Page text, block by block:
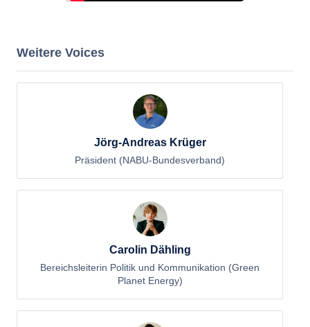
Weitere Voices
Jörg-Andreas Krüger
Präsident (NABU-Bundesverband)
Carolin Dähling
Bereichsleiterin Politik und Kommunikation (Green
Planet Energy)